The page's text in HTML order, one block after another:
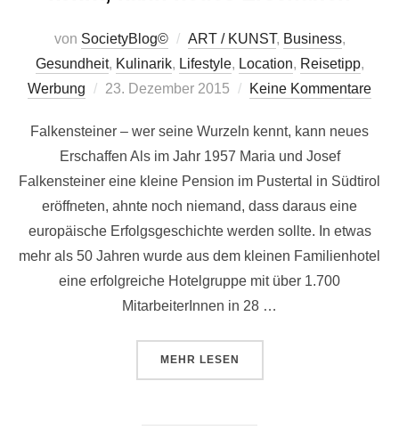
von SocietyBlog© ART / KUNST, Business,
Gesundheit, Kulinarik, Lifestyle, Location, Reisetipp,
Werbung
Veröffentlicht
23. Dezember 2015 Keine Kommentare
Falkensteiner – wer seine Wurzeln kennt, kann neues
Erschaffen Als im Jahr 1957 Maria und Josef
Falkensteiner eine kleine Pension im Pustertal in Südtirol
eröffneten, ahnte noch niemand, dass daraus eine
europäische Erfolgsgeschichte werden sollte. In etwas
mehr als 50 Jahren wurde aus dem kleinen Familienhotel
eine erfolgreiche Hotelgruppe mit über 1.700
MitarbeiterInnen in 28 …
MEHR ÜBER „FALKENSTEINER – WER
LESEN